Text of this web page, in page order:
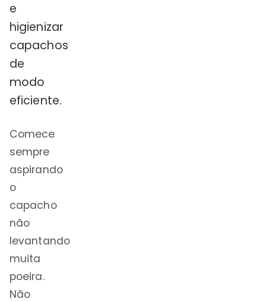
e
higienizar
capachos
de
modo
eficiente.
Comece
sempre
aspirando
o
capacho
não
levantando
muita
poeira.
Não